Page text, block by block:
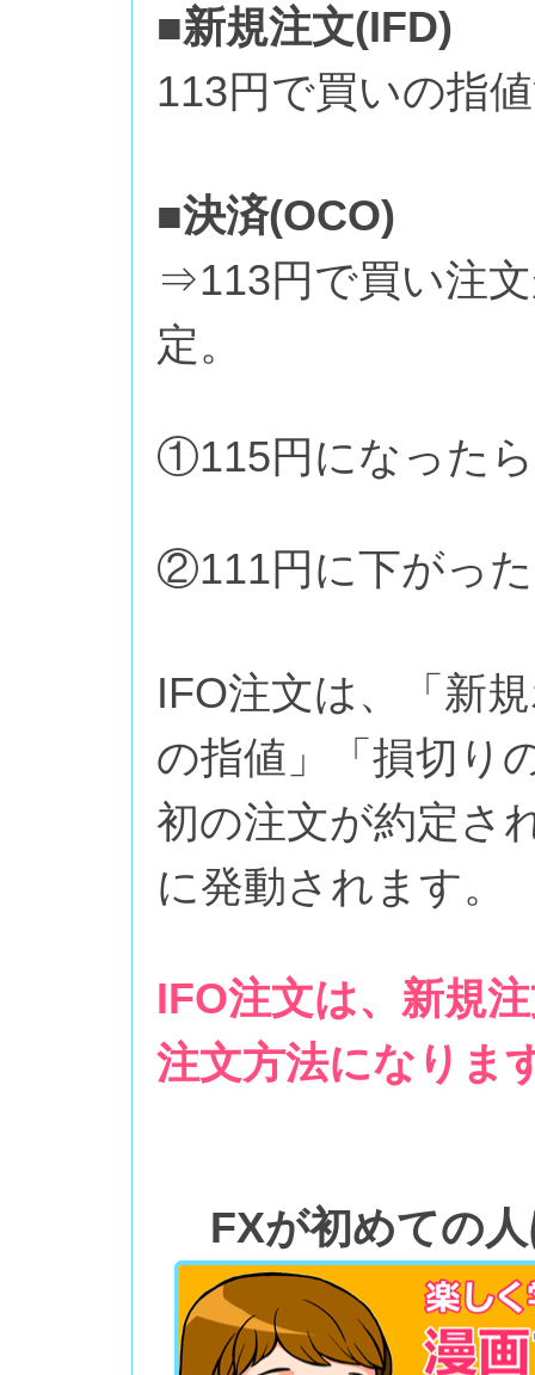
■新規注文(IFD)
113円で買いの指
■決済(OCO)
⇒113円で買い注
定。
①115円になった
②111円に下がっ
IFO注文は、「新
の指値」「損切り
初の注文が約定さ
に発動されます。
IFO注文は、新規
注文方法になりま
FXが初めての